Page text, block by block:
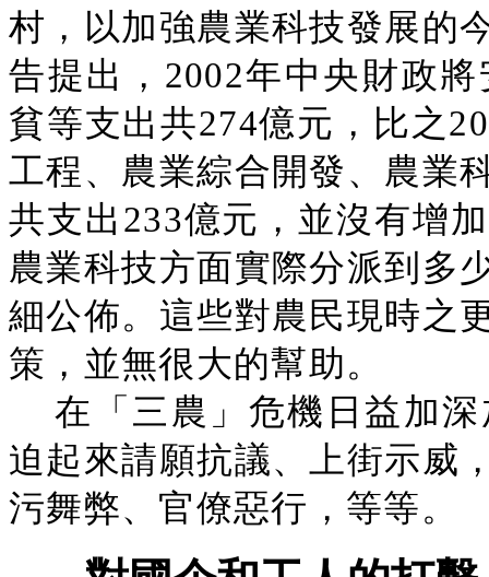
村，以加強農業科技發展的
告提出，2002年中央財政
貧等支出共274億元，比之
工程、農業綜合開發、農業
共支出233億元，並沒有增
農業科技方面實際分派到多
細公佈。這些對農民現時之
策，並無很大的幫助。
在「三農」危機日益加
迫起來請願抗議、上街示威
污舞弊、官僚惡行，等等。